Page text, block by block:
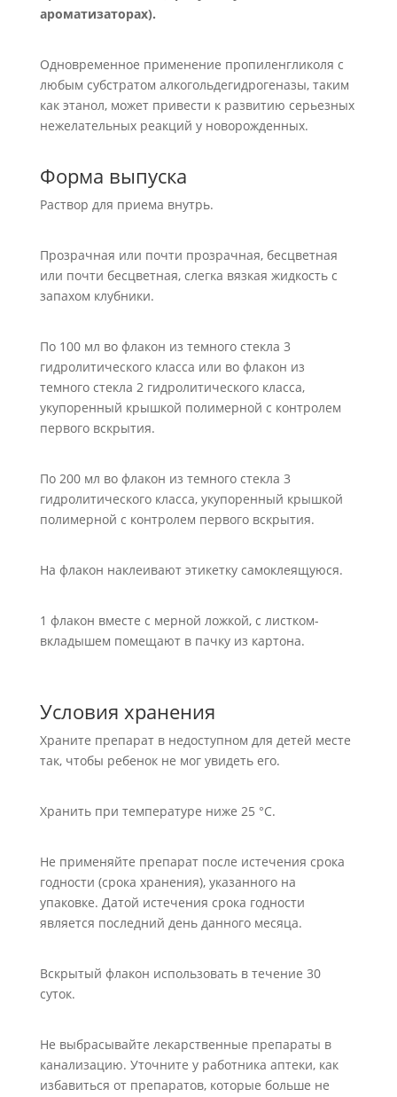
ароматизаторах).
Одновременное применение пропиленгликоля c
любым субстратом алкогольдегидрогеназы, таким
как этанол, может привести к развитию серьезных
нежелательных реакций у новорожденных.
Форма выпуска
Раствор для приема внутрь.
Прозрачная или почти прозрачная, бесцветная
или почти бесцветная, слегка вязкая жидкость с
запахом клубники.
По 100 мл во флакон из темного стекла 3
гидролитического класса или во флакон из
темного стекла 2 гидролитического класса,
укупоренный крышкой полимерной с контролем
первого вскрытия.
По 200 мл во флакон из темного стекла 3
гидролитического класса, укупоренный крышкой
полимерной с контролем первого вскрытия.
На флакон наклеивают этикетку самоклеящуюся.
1 флакон вместе с мерной ложкой, с листком-
вкладышем помещают в пачку из картона.
Условия хранения
Храните препарат в недоступном для детей месте
так, чтобы ребенок не мог увидеть его.
Хранить при температуре ниже 25 °С.
Не применяйте препарат после истечения срока
годности (срока хранения), указанного на
упаковке. Датой истечения срока годности
является последний день данного месяца.
Вскрытый флакон использовать в течение 30
суток.
Не выбрасывайте лекарственные препараты в
канализацию. Уточните у работника аптеки, как
избавиться от препаратов, которые больше не